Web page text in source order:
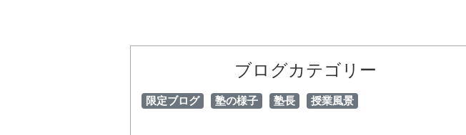
ブログカテゴリー
限定ブログ 塾の様子 塾長 授業風景